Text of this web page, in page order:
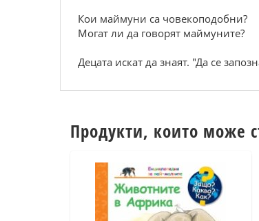
Кои маймуни са човекоподобни?
Могат ли да говорят маймуните?
Децата искат да знаят. "Да се
Продукти, които може